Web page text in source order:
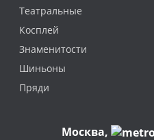
Театральные
Косплей
Знаменитости
Шиньоны
Пряди
Москва,